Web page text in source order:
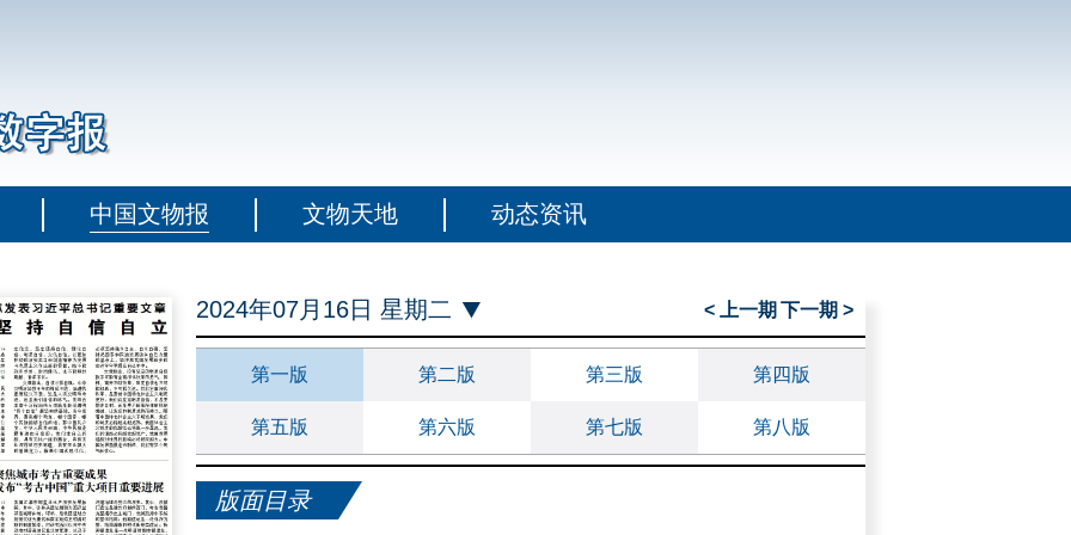
中国文物报 文物天地 动态资讯
2024年07月16日 星期二 < 上一期 下一期 >
第一版 第二版 第三版 第四版
第五版 第六版 第七版 第八版
版面目录